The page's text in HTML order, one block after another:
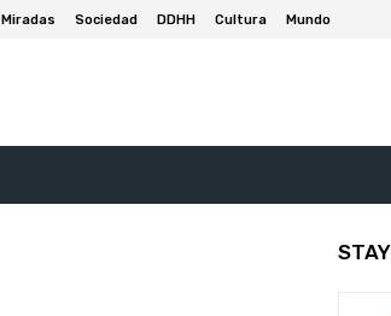
Miradas Sociedad DDHH Cultura Mundo